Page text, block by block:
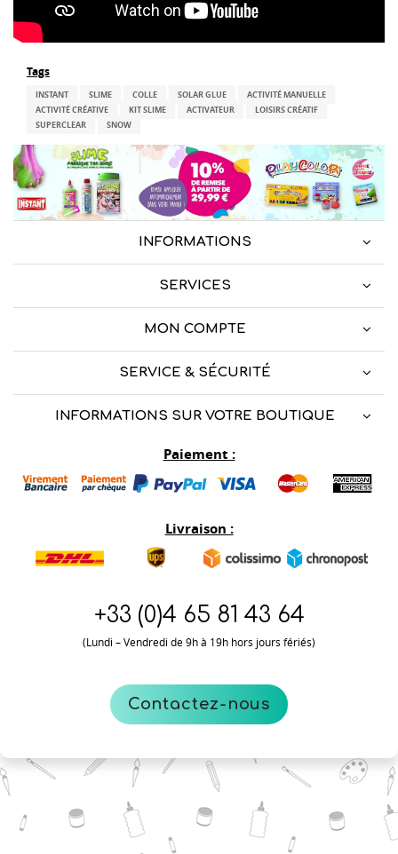
Tags
INSTANT SLIME COLLE SOLAR GLUE
ACTIVITÉ MANUELLE
ACTIVITÉ CRÉATIVE
KIT SLIME ACTIVATEUR
LOISIRS CRÉATIF
SUPERCLEAR
SNOW
Paiement :
Livraison :
+33 (0)4 65 81 43 64
(Lundi – Vendredi de 9h à 19h hors jours fériés)
Contactez-nous
INFORMATIONS
SERVICES
SERVICE & SÉCURITÉ
MON COMPTE
INFORMATIONS SUR VOTRE BOUTIQUE